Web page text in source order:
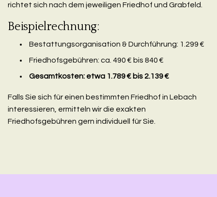
richtet sich nach dem jeweiligen Friedhof und Grabfeld.
Beispielrechnung:
Bestattungsorganisation & Durchführung: 1.299 €
Friedhofsgebühren: ca. 490 € bis 840 €
Gesamtkosten: etwa 1.789 € bis 2.139 €
Falls Sie sich für einen bestimmten Friedhof in Lebach
interessieren, ermitteln wir die exakten
Friedhofsgebühren gern individuell für Sie.